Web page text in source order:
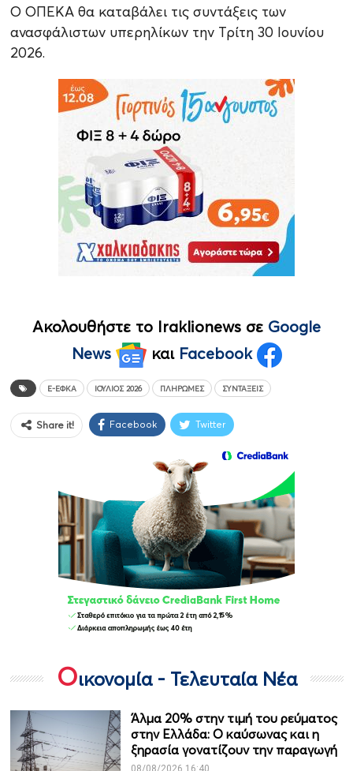
Ο ΟΠΕΚΑ θα καταβάλει τις συντάξεις των
ανασφάλιστων υπερηλίκων την Τρίτη 30 Ιουνίου
2026.
Ακολουθήστε το Iraklionews σε Google
News
και Facebook
E-ΕΦΚΑ ΙΟΎΛΙΟΣ 2026 ΠΛΗΡΩΜΈΣ ΣΥΝΤΆΞΕΙΣ
Share it! Facebook Twitter
Οικονομία - Τελευταία Νέα
Άλμα 20% στην τιμή του ρεύματος
στην Ελλάδα: Ο καύσωνας και η
ξηρασία γονατίζουν την παραγωγή
08/08/2026 16:40